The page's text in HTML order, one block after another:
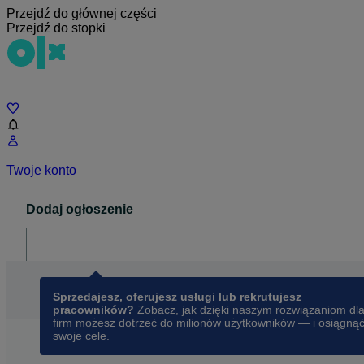
Przejdź do głównej części
Przejdź do stopki
Twoje konto
Dodaj ogłoszenie
Sprzedajesz, oferujesz usługi lub rekrutujesz
pracowników? Zobacz, jak dzięki naszym rozwiązaniom dla
firm możesz dotrzeć do milionów użytkowników — i osiągnąć
swoje cele.